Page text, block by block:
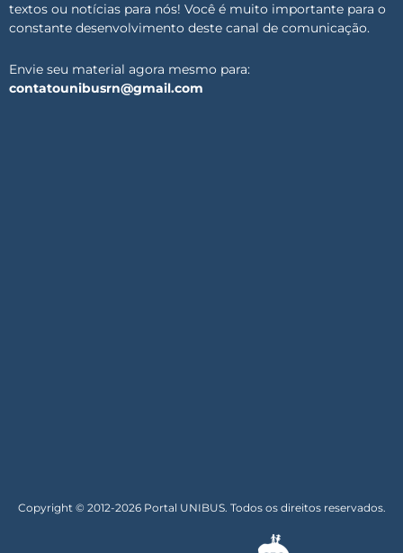
textos ou notícias para nós! Você é muito importante para o
constante desenvolvimento deste canal de comunicação.
Envie seu material agora mesmo para:
contatounibusrn@gmail.com
Copyright © 2012-2026 Portal UNIBUS. Todos os direitos reservados.